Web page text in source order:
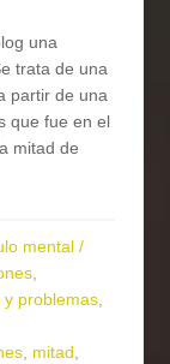
una
trata de una
partir de una
que fue en el
mitad de
mental /
,
y problemas,
, mitad,